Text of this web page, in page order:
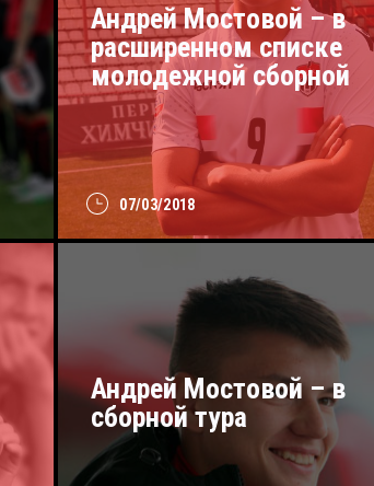
07/03/2018
Андрей Мостовой – в
расширенном списке
молодежной сборной
Андрей Мостовой – в
сборной тура